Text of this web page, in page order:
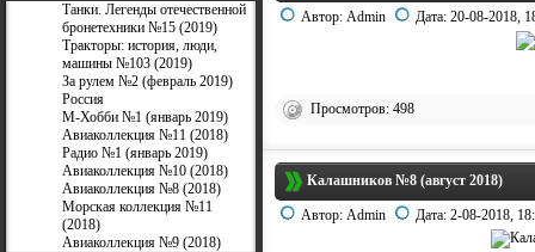
Автор: Admin Дата: 20-08-2018,
Просмотров: 498
Калашников №8 (август 2018)
Автор: Admin Дата: 2-08-2018,
Танки. Легенды отечественной
бронетехники №15 (2019)
Тракторы: история, люди,
машины №103 (2019)
За рулем №2 (февраль 2019)
Россия
М-Хобби №1 (январь 2019)
Авиаколлекция №11 (2018)
Радио №1 (январь 2019)
Авиаколлекция №10 (2018)
Авиаколлекция №8 (2018)
Морская коллекция №11
(2018)
Авиаколлекция №9 (2018)